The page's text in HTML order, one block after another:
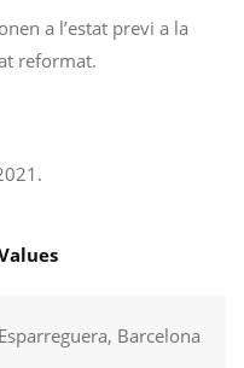
a l’estat previ a la
reformat.
Esparreguera, Barcelona